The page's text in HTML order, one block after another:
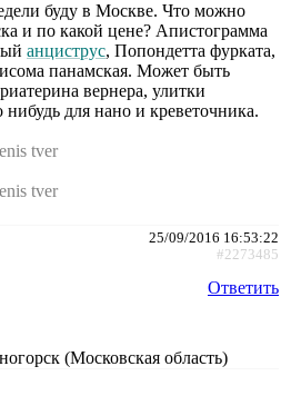
буду в Москве. Что можно
и по какой цене? Апистограмма
анциструс, Попондетта фурката,
панамская. Может быть
вернера, улитки
для нано и креветочника.
tver
tver
25/09/2016 16:53:22
#2273485
Ответить
(Московская область)